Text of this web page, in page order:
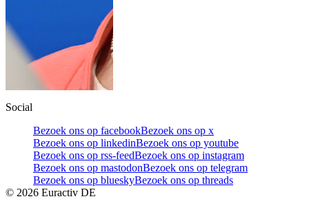
Social
Bezoek ons op facebookBezoek ons op x
Bezoek ons op linkedinBezoek ons op youtube
Bezoek ons op rss-feedBezoek ons op instagram
Bezoek ons op mastodonBezoek ons op telegram
Bezoek ons op blueskyBezoek ons op threads
© 2026 Euractiv DE